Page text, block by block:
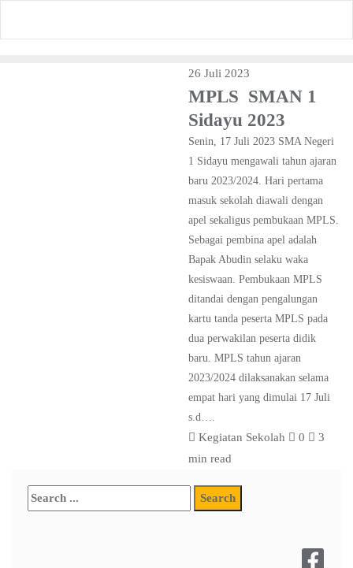
26 Juli 2023
MPLS SMAN 1
Sidayu 2023
Senin, 17 Juli 2023 SMA Negeri
1 Sidayu mengawali tahun ajaran
baru 2023/2024. Hari pertama
masuk sekolah diawali dengan
apel sekaligus pembukaan MPLS.
Sebagai pembina apel adalah
Bapak Abudin selaku waka
kesiswaan. Pembukaan MPLS
ditandai dengan pengalungan
kartu tanda peserta MPLS pada
dua perwakilan peserta didik
baru. MPLS tahun ajaran
2023/2024 dilaksanakan selama
empat hari yang dimulai 17 Juli
s.d….
Kegiatan Sekolah 0
3
min read